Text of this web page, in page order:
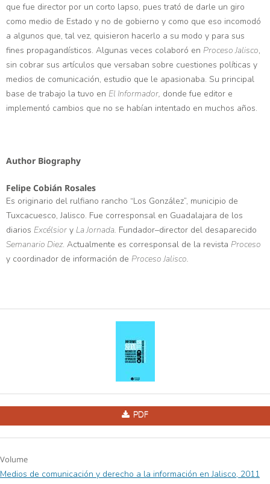
que fue director por un corto lapso, pues trató de darle un giro
como medio de Estado y no de gobierno y como que eso incomodó
a algunos que, tal vez, quisieron hacerlo a su modo y para sus
fines propagandísticos. Algunas veces colaboró en Proceso Jalisco,
sin cobrar sus artículos que versaban sobre cuestiones políticas y
medios de comunicación, estudio que le apasionaba. Su principal
base de trabajo la tuvo en El Informador, donde fue editor e
implementó cambios que no se habían intentado en muchos años.
Author Biography
Felipe Cobián Rosales
Es originario del rulfiano rancho “Los González”, municipio de
Tuxcacuesco, Jalisco. Fue corresponsal en Guadalajara de los
diarios Excélsiory La Jornada. Fundador–director del desaparecido
Semanario Diez. Actualmente es corresponsal de la revista Proceso
y coordinador de información de Proceso Jalisco.
PDF
Volume
Medios de comunicación y derecho a la información en Jalisco, 2011